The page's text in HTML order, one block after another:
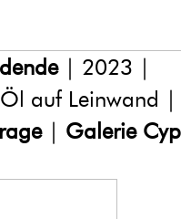
| 2023 |
auf Leinwand
| Galerie